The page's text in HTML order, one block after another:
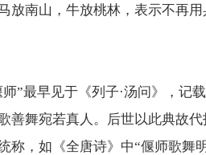
放南山，牛放桃林，表示不再
”最早见于《列子·汤问》，记
善舞宛若真人。后世以此典故
称，如《全唐诗》中“偃师歌舞